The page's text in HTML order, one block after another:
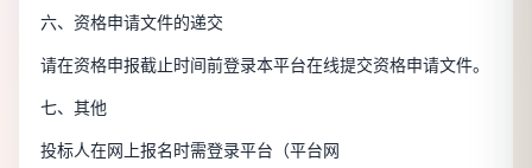
六、资格申请文件的递交
请在资格申报截止时间前登录本平台在线提交资格申请文件。
七、其他
投标人在网上报名时需登录平台（平台网